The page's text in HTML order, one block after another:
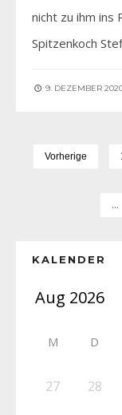
nicht zu ihm ins
Spitzenkoch
9. DEZEMBER
Vorherige
…
KALENDER
M D
27 28